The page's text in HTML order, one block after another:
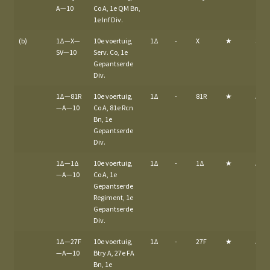
A—10
Co A, 1e QM Bn,
1e Inf Div.
(b)
1Δ—X—
SV—10
10e voertuig,
Serv. Co, 1e
Gepantserde
Div.
1Δ - X ★ SV
1Δ—81R
—A—10
10e voertuig,
Co A, 81e Rcn
Bn, 1e
Gepantserde
Div.
1Δ - 81R ★ A
1Δ—1Δ
—A—10
10e voertuig,
Co A, 1e
Gepantserde
Regiment, 1e
Gepantserde
Div.
1Δ - 1Δ ★ A
1Δ—27F
—A—10
10e voertuig,
Btry A, 27e FA
Bn, 1e
1Δ - 27F ★ A